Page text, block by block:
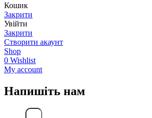
Кошик
Закрити
Увійти
Закрити
Створити акаунт
Shop
0 Wishlist
My account
Напишіть нам